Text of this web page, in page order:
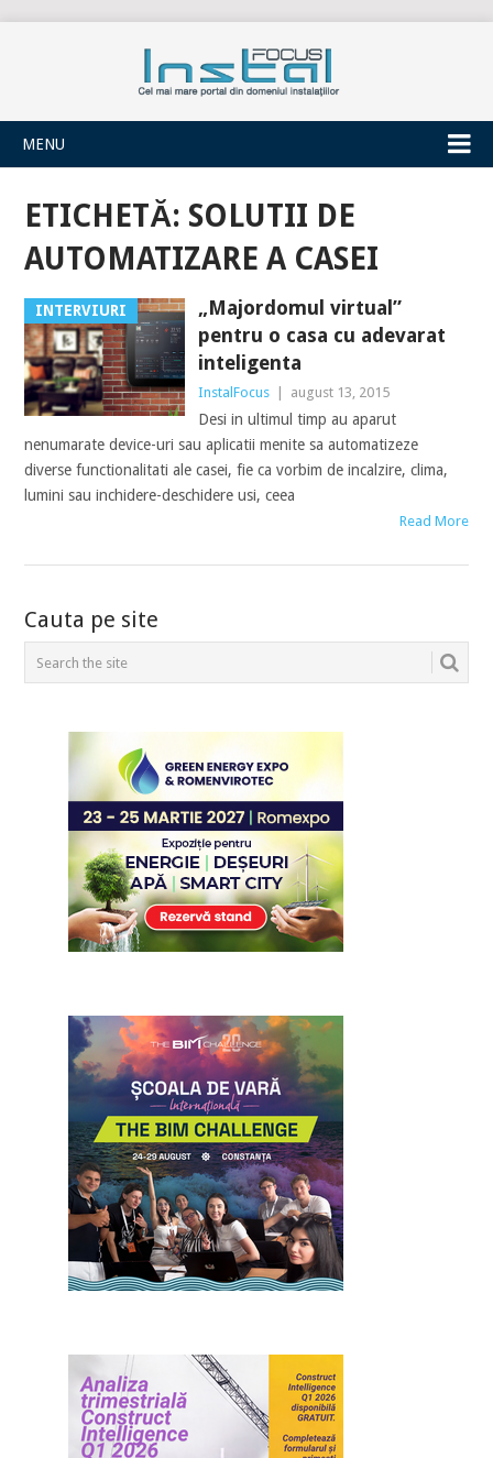
INSTALFOCUS
MENU
ETICHETĂ: SOLUTII DE
AUTOMATIZARE A CASEI
INTERVIURI
„Majordomul virtual”
pentru o casa cu adevarat
inteligenta
InstalFocus august 13, 2015
Desi in ultimul timp au aparut
nenumarate device-uri sau aplicatii menite sa automatizeze
diverse functionalitati ale casei, fie ca vorbim de incalzire, clima,
lumini sau inchidere-deschidere usi, ceea
Read More
POSTS
NAVIGATION
Cauta pe site